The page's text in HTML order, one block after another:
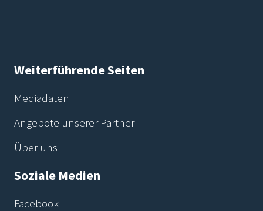
Weiterführende Seiten
Mediadaten
Angebote unserer Partner
Über uns
Soziale Medien
Facebook